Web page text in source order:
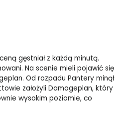
gęstniał z każdą minutą.
Na scenie mieli pojawić się
Od rozpadu Pantery minął
założyli Damageplan, który
wysokim poziomie, co